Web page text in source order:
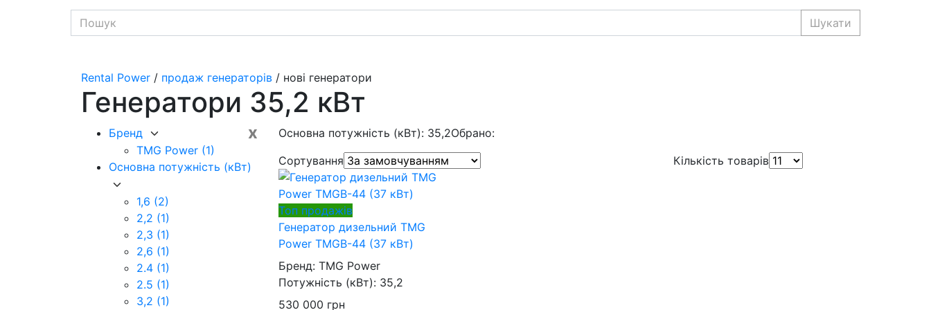
Шукати
Rental Power / продаж генераторів / нові генератори
Генератори 35,2 кВт
x
Бренд
TMG Power (1)
Основна потужність (кВт)
1,6 (2)
2,2 (1)
2,3 (1)
2,6 (1)
2.4 (1)
2.5 (1)
3,2 (1)
Основна потужність (кВт): 35,2Обрано:
Сортування
Кількість товарів
Топ продажів
Генератор дизельний TMG
Power TMGB-44 (37 кВт)
Бренд: TMG Power
Потужність (кВт): 35,2
530 000 грн